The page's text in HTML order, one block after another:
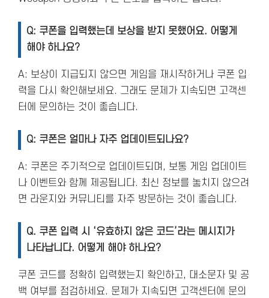
Q: 쿠폰을 입력했는데 보상을 받지 못했어요. 어떻게
해야 하나요?
A: 보상이 지급되지 않으면 게임을 재시작하거나 쿠폰 입
력을 다시 확인해보세요. 그래도 문제가 지속되면 고객센
터에 문의하는 것이 좋습니다​.
Q: 쿠폰은 얼마나 자주 업데이트되나요?
A: 쿠폰은 주기적으로 업데이트되며, 보통 게임 업데이트
나 이벤트와 함께 제공됩니다. 최신 정보를 놓치지 않으려
면 라운지와 커뮤니티를 자주 방문하는 것이 좋습니다.
Q. 쿠폰 입력 시 ‘유효하지 않은 코드’라는 메시지가
나타납니다. 어떻게 해야 하나요?
쿠폰 코드를 정확히 입력했는지 확인하고, 대소문자 및 공
백 여부를 점검하세요. 문제가 지속되면 고객센터에 문의